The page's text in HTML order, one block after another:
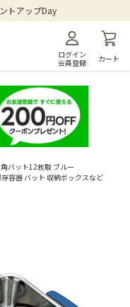
トアップDay
ログイン
会員登録
カート
バット12枚取 ブルー
容器 バット 収納ボックスなど